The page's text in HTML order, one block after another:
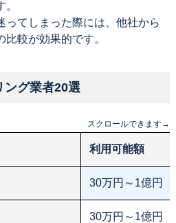
ってしまった際には、他社から
較が効果的です。
ング業者20選
スクロールできます→
利用可能額
30万円～1億円
30万円～1億円